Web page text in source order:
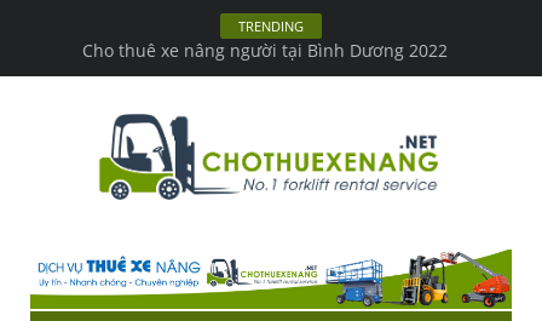
TRENDING
Xe nâng hàng trong kho & những lưu ý khi lái